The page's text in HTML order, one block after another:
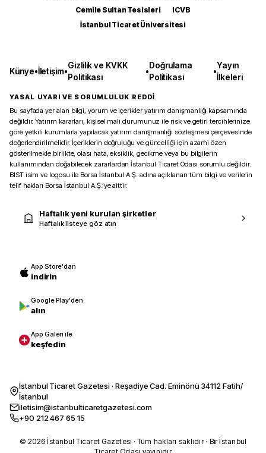
Cemile Sultan Tesisleri
ICVB
İstanbul Ticaret Üniversitesi
Künye•İletişim•
Gizlilik ve KVKK
Politikası
•
Doğrulama
Politikası
•
Yayın
İlkeleri
YASAL UYARI VE SORUMLULUK REDDİ
Bu sayfada yer alan bilgi, yorum ve içerikler yatırım danışmanlığı kapsamında
değildir. Yatırım kararları, kişisel mali durumunuz ile risk ve getiri tercihlerinize
göre yetkili kurumlarla yapılacak yatırım danışmanlığı sözleşmesi çerçevesinde
değerlendirilmelidir. İçeriklerin doğruluğu ve güncelliği için azami özen
gösterilmekle birlikte, olası hata, eksiklik, gecikme veya bu bilgilerin
kullanımından doğabilecek zararlardan İstanbul Ticaret Odası sorumlu değildir.
BIST isim ve logosu ile Borsa İstanbul A.Ş. adına açıklanan tüm bilgi ve verilerin
telif hakları Borsa İstanbul A.Ş.’ye aittir.
Haftalık yeni kurulan şirketler
Haftalık listeye göz atın
App Store'dan
indirin
Google Play'den
alın
App Galeri ile
keşfedin
İstanbul Ticaret Gazetesi · Reşadiye Cad. Eminönü 34112 Fatih/
İstanbul
iletisim@istanbulticaretgazetesi.com
+90 212 467 65 15
© 2026 İstanbul Ticaret Gazetesi · Tüm hakları saklıdır · Bir İstanbul